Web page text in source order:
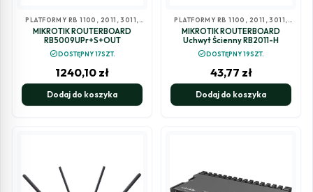
PLATFORMY RB 1100, 2011, 3011,
4011
MIKROTIK ROUTERBOARD
RB5009UPr+S+OUT
check_circleDOSTĘPNY 17SZT.
1240,10 zł
Dodaj do koszyka
PLATFORMY RB 1100, 2011, 3011,
4011
MIKROTIK ROUTERBOARD
Uchwyt Ścienny RB2011-H
check_circleDOSTĘPNY 19SZT.
43,77 zł
Dodaj do koszyka